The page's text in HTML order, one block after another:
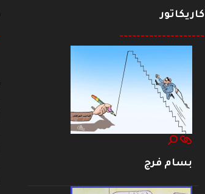
كاريكاتور
--------------------
بسام فرج